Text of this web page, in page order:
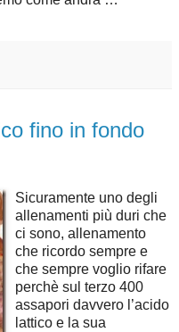
fino in fondo
Sicuramente uno degli
allenamenti più duri che
ci sono, allenamento
che ricordo sempre e
che sempre voglio rifare
perchè sul terzo 400
assapori davvero l’acido
lattico e la sua